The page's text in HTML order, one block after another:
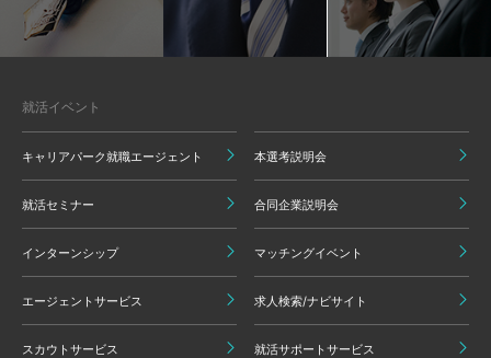
就活イベント
キャリアパーク就職エージェント 本選考説明会
就活セミナー 合同企業説明会
インターンシップ マッチングイベント
エージェントサービス 求人検索/ナビサイト
スカウトサービス 就活サポートサービス